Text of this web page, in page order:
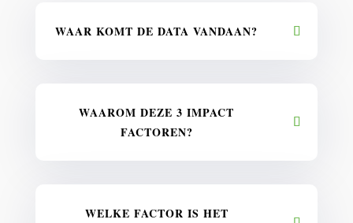
WAAR KOMT DE DATA VANDAAN?
WAAROM DEZE 3 IMPACT
FACTOREN?
WELKE FACTOR IS HET